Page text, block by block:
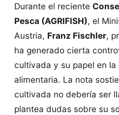
Durante el reciente
Pesca (AGRIFISH), el
Austria, Franz Fischler,
ha generado cierta
cultivada y su papel en la
alimentaria. La nota
cultivada no debería ser
plantea dudas sobre su